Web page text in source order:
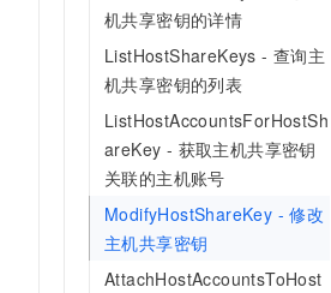
机共享密钥的详情
ListHostShareKeys - 查询主
机共享密钥的列表
ListHostAccountsForHostSh
areKey - 获取主机共享密钥
关联的主机账号
ModifyHostShareKey - 修改
主机共享密钥
AttachHostAccountsToHost